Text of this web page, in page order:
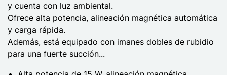
y cuenta con luz ambiental.
Ofrece alta potencia, alineación magnética automática
y carga rápida.
Además, está equipado con imanes dobles de rubidio
para una fuerte succión...